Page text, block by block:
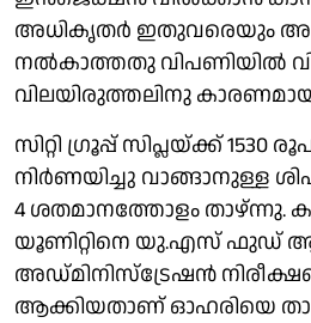
അധികൃതർ ഇതുവരെയും
നൽകാത്തതു വിപണിയിൽ
വിലയിരുത്തലിനു
സിറ്റി ഗ്രൂപ്പ് സിപ്ലയ്ക്ക് 1530
നിർണയിച്ചു വാങ്ങാനുള്ള
4 ശതമാനത്തോളം താഴ്ന്നു.
യൂണിറ്റിനെ യു.എസ് ഫുഡ്
അഡ്മിനിസ്ട്രേഷൻ
ആക്കിയതാണ് ഓഹരിയെ